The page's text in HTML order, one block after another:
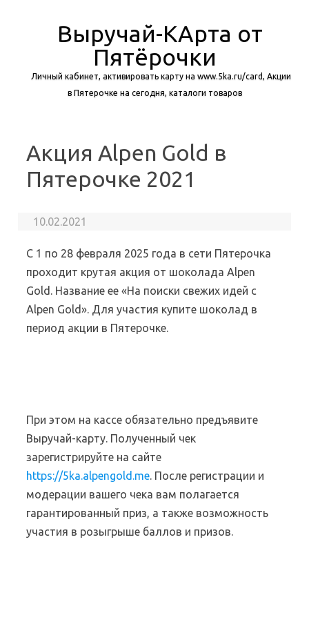
Выручай-КАрта от
Пятёрочки
Личный кабинет, активировать карту на www.5ka.ru/card, Акции
в Пятерочке на сегодня, каталоги товаров
Акция Alpen Gold в
Пятерочке 2021
10.02.2021
С 1 по 28 февраля 2025 года в сети Пятерочка
проходит крутая акция от шоколада Alpen
Gold. Название ее «На поиски свежих идей с
Alpen Gold». Для участия купите шоколад в
период акции в Пятерочке.
При этом на кассе обязательно предъявите
Выручай-карту. Полученный чек
зарегистрируйте на сайте
https://5ka.alpengold.me. После регистрации и
модерации вашего чека вам полагается
гарантированный приз, а также возможность
участия в розыгрыше баллов и призов.